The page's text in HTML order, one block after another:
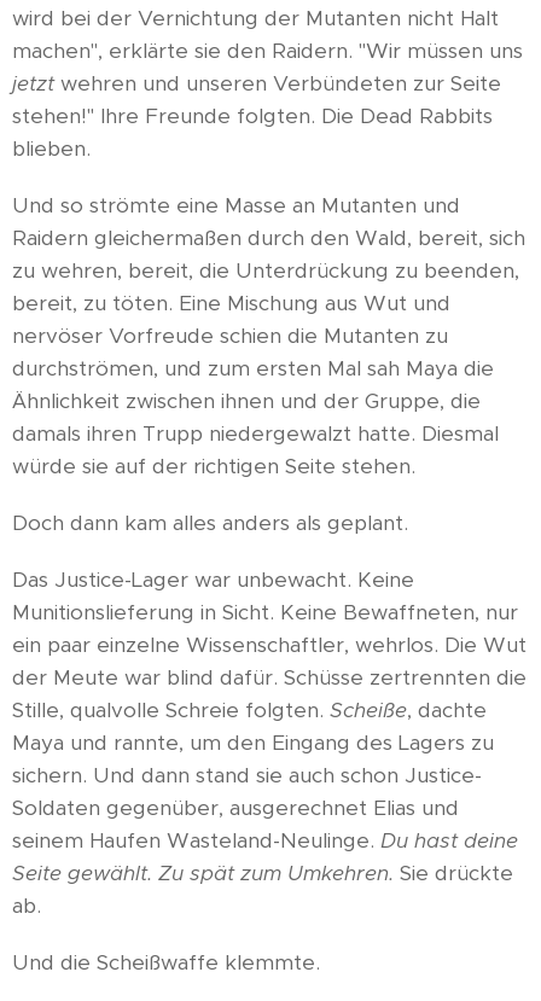
wird bei der Vernichtung der Mutanten nicht Halt
machen", erklärte sie den Raidern. "Wir müssen uns
jetztwehren und unseren Verbündeten zur Seite
stehen!" Ihre Freunde folgten. Die Dead Rabbits
blieben.
Und so strömte eine Masse an Mutanten und
Raidern gleichermaßen durch den Wald, bereit, sich
zu wehren, bereit, die Unterdrückung zu beenden,
bereit, zu töten. Eine Mischung aus Wut und
nervöser Vorfreude schien die Mutanten zu
durchströmen, und zum ersten Mal sah Maya die
Ähnlichkeit zwischen ihnen und der Gruppe, die
damals ihren Trupp niedergewalzt hatte. Diesmal
würde sie auf der richtigen Seite stehen.
Doch dann kam alles anders als geplant.
Das Justice-Lager war unbewacht. Keine
Munitionslieferung in Sicht. Keine Bewaffneten, nur
ein paar einzelne Wissenschaftler, wehrlos. Die Wut
der Meute war blind dafür. Schüsse zertrennten die
Stille, qualvolle Schreie folgten. Scheiße, dachte
Maya und rannte, um den Eingang des Lagers zu
sichern. Und dann stand sie auch schon Justice-
Soldaten gegenüber, ausgerechnet Elias und
seinem Haufen Wasteland-Neulinge. Du hast deine
Seite gewählt. Zu spät zum Umkehren. Sie drückte
ab.
Und die Scheißwaffe klemmte.